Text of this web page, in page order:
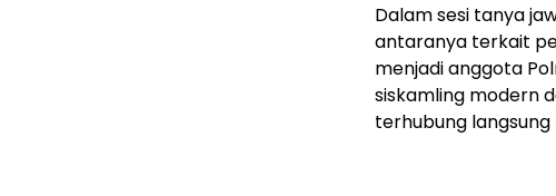
Dalam sesi tanya
antaranya terkait
menjadi anggota
siskamling modern
terhubung langsung